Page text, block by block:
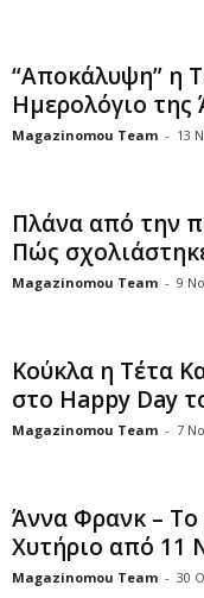
“Αποκάλυψη” η
Ημερολόγιο
Magazinomou Team - 13
Πλάνα από την
Πώς
Magazinomou Team - 9
Κούκλα η Τέτα
στο Happy Day
Magazinomou Team - 7
Άννα Φρανκ –
Χυτήριο από 11
Magazinomou Team - 30